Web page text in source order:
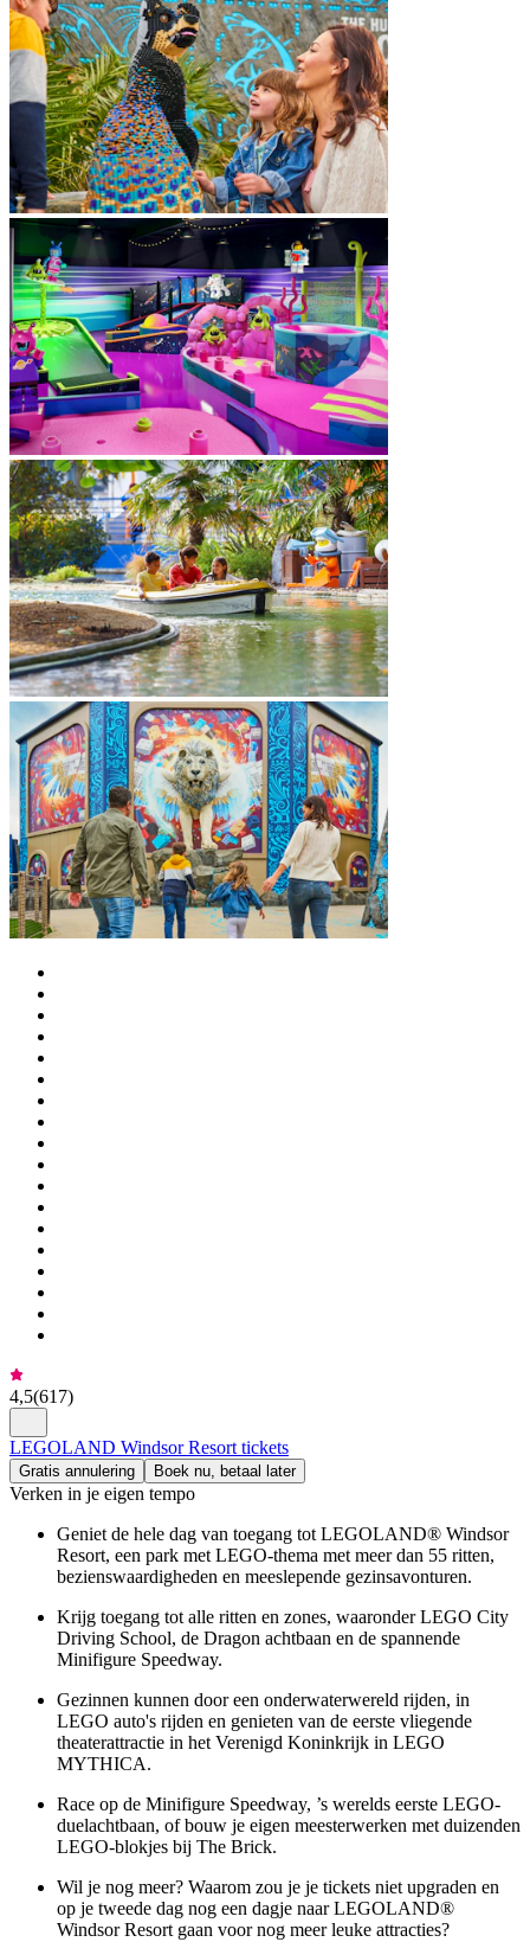
4,5(617)
LEGOLAND Windsor Resort tickets
Gratis annulering Boek nu, betaal later
Verken in je eigen tempo
Geniet de hele dag van toegang tot LEGOLAND® Windsor
Resort, een park met LEGO-thema met meer dan 55 ritten,
bezienswaardigheden en meeslepende gezinsavonturen.
Krijg toegang tot alle ritten en zones, waaronder LEGO City
Driving School, de Dragon achtbaan en de spannende
Minifigure Speedway.
Gezinnen kunnen door een onderwaterwereld rijden, in
LEGO auto's rijden en genieten van de eerste vliegende
theaterattractie in het Verenigd Koninkrijk in LEGO
MYTHICA.
Race op de Minifigure Speedway, ’s werelds eerste LEGO-
duelachtbaan, of bouw je eigen meesterwerken met duizenden
LEGO-blokjes bij The Brick.
Wil je nog meer? Waarom zou je je tickets niet upgraden en
op je tweede dag nog een dagje naar LEGOLAND®
Windsor Resort gaan voor nog meer leuke attracties?